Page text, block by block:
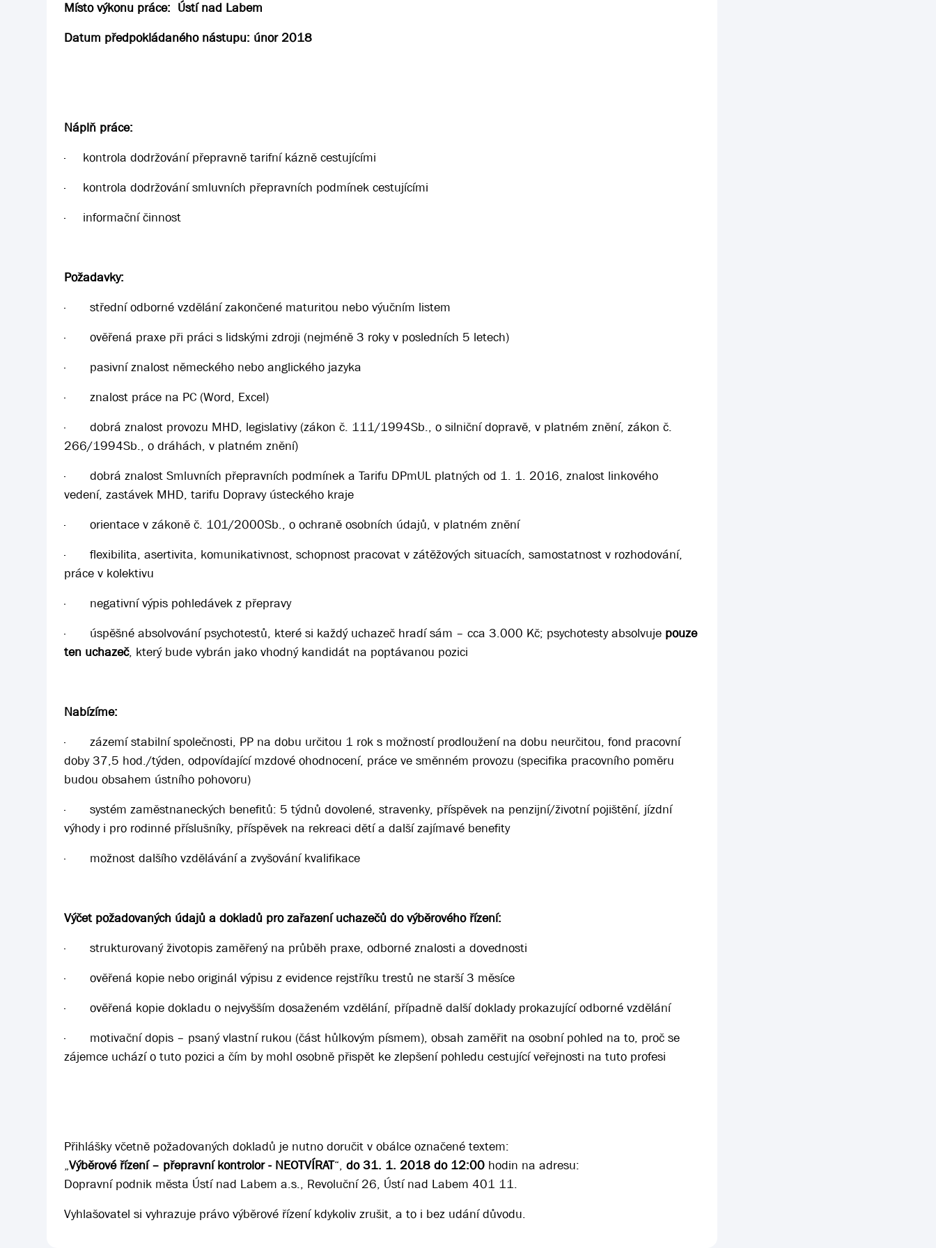
Místo výkonu práce: Ústí nad Labem
Datum předpokládaného nástupu: únor 2018
Náplň práce:
·
kontrola dodržování přepravně tarifní kázně cestujícími
·
kontrola dodržování smluvních přepravních podmínek cestujícími
·
informační činnost
Požadavky:
·
střední odborné vzdělání zakončené maturitou nebo výučním listem
·
ověřená praxe při práci s lidskými zdroji (nejméně 3 roky v posledních 5 letech)
·
pasivní znalost německého nebo anglického jazyka
·
znalost práce na PC (Word, Excel)
·
dobrá znalost provozu MHD, legislativy (zákon č. 111/1994Sb., o silniční dopravě, v platném znění, zákon č.
266/1994Sb., o dráhách, v platném znění)
·
dobrá znalost Smluvních přepravních podmínek a Tarifu DPmUL platných od 1. 1. 2016, znalost linkového
vedení, zastávek MHD, tarifu Dopravy ústeckého kraje
·
orientace v zákoně č. 101/2000Sb., o ochraně osobních údajů, v platném znění
·
flexibilita, asertivita, komunikativnost, schopnost pracovat v zátěžových situacích, samostatnost v rozhodování,
práce v kolektivu
·
negativní výpis pohledávek z přepravy
·
úspěšné absolvování psychotestů, které si každý uchazeč hradí sám – cca 3.000 Kč; psychotesty absolvuje pouze
ten uchazeč, který bude vybrán jako vhodný kandidát na poptávanou pozici
Nabízíme:
·
zázemí stabilní společnosti, PP na dobu určitou 1 rok s možností prodloužení na dobu neurčitou, fond pracovní
doby 37,5 hod./týden, odpovídající mzdové ohodnocení, práce ve směnném provozu (specifika pracovního poměru
budou obsahem ústního pohovoru)
·
systém zaměstnaneckých benefitů: 5 týdnů dovolené, stravenky, příspěvek na penzijní/životní pojištění, jízdní
výhody i pro rodinné příslušníky, příspěvek na rekreaci dětí a další zajímavé benefity
·
možnost dalšího vzdělávání a zvyšování kvalifikace
Výčet požadovaných údajů a dokladů pro zařazení uchazečů do výběrového řízení:
·
strukturovaný životopis zaměřený na průběh praxe, odborné znalosti a dovednosti
·
ověřená kopie nebo originál výpisu z evidence rejstříku trestů ne starší 3 měsíce
·
ověřená kopie dokladu o nejvyšším dosaženém vzdělání, případně další doklady prokazující odborné vzdělání
·
motivační dopis – psaný vlastní rukou (část hůlkovým písmem), obsah zaměřit na osobní pohled na to, proč se
zájemce uchází o tuto pozici a čím by mohl osobně přispět ke zlepšení pohledu cestující veřejnosti na tuto profesi
Přihlášky včetně požadovaných dokladů je nutno doručit v obálce označené textem:
„Výběrové řízení – přepravní kontrolor - NEOTVÍRAT“,do 31. 1. 2018 do 12:00 hodin na adresu:
Dopravní podnik města Ústí nad Labem a.s., Revoluční 26, Ústí nad Labem 401 11.
Vyhlašovatel si vyhrazuje právo výběrové řízení kdykoliv zrušit, a to i bez udání důvodu.